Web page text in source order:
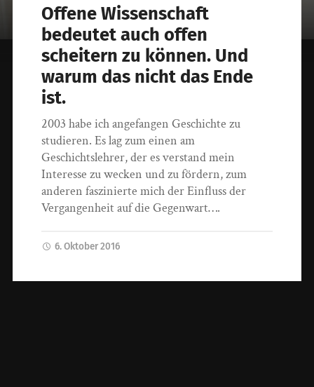
Offene Wissenschaft
bedeutet auch offen
scheitern zu können. Und
warum das nicht das Ende
ist.
2003 habe ich angefangen Geschichte zu
studieren. Es lag zum einen am
Geschichtslehrer, der es verstand mein
Interesse zu wecken und zu fördern, zum
anderen faszinierte mich der Einfluss der
Vergangenheit auf die Gegenwart….
6. Oktober 2016